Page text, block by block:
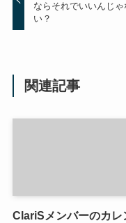
ならそれでいいんじゃ
い？
関連記事
ClariSメンバーのカレ